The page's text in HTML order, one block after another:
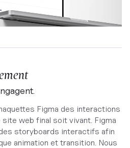
Figma des interactions
web final soit vivant. Figma
storyboards interactifs afin
animation et transition. Nous